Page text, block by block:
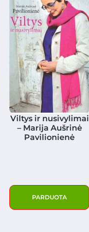
Viltys ir nusivylimai
– Marija Aušrinė
Pavilionienė
PARDUOTA